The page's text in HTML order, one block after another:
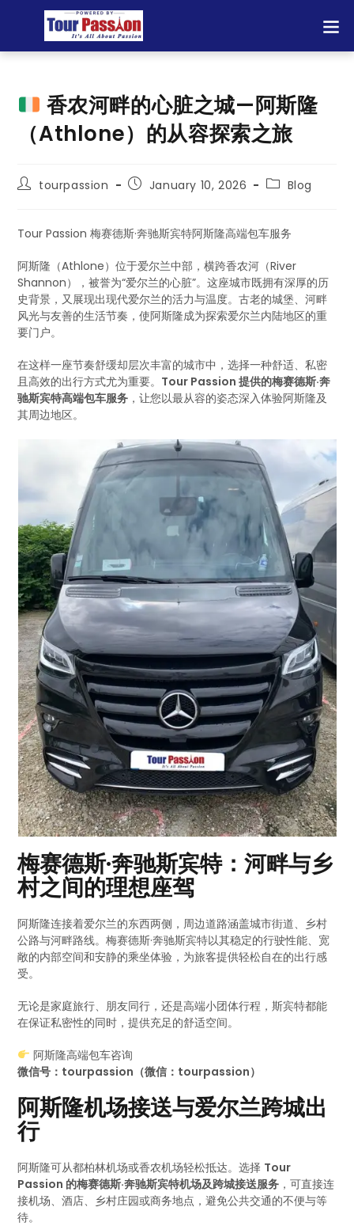
香农河畔的心脏之城—阿斯隆
（Athlone）的从容探索之旅
tourpassion January 10, 2026 Blog
Tour Passion 梅赛德斯·奔驰斯宾特阿斯隆高端包车服务
阿斯隆（Athlone）位于爱尔兰中部，横跨香农河（River
Shannon），被誉为“爱尔兰的心脏”。这座城市既拥有深厚的历
史背景，又展现出现代爱尔兰的活力与温度。古老的城堡、河畔
风光与友善的生活节奏，使阿斯隆成为探索爱尔兰内陆地区的重
要门户。
在这样一座节奏舒缓却层次丰富的城市中，选择一种舒适、私密
且高效的出行方式尤为重要。 Tour Passion 提供的梅赛德斯·奔
驰斯宾特高端包车服务 ，让您以最从容的姿态深入体验阿斯隆及
其周边地区。
梅赛德斯·奔驰斯宾特：河畔与乡
村之间的理想座驾
阿斯隆连接着爱尔兰的东西两侧，周边道路涵盖城市街道、乡村
公路与河畔路线。梅赛德斯·奔驰斯宾特以其稳定的行驶性能、宽
敞的内部空间和安静的乘坐体验，为旅客提供轻松自在的出行感
受。
无论是家庭旅行、朋友同行，还是高端小团体行程，斯宾特都能
在保证私密性的同时，提供充足的舒适空间。
阿斯隆高端包车咨询
微信号：tourpassion（微信：tourpassion）
阿斯隆机场接送与爱尔兰跨城出
行
阿斯隆可从都柏林机场或香农机场轻松抵达。选择 Tour
Passion 的梅赛德斯·奔驰斯宾特机场及跨城接送服务 ，可直接连
接机场、酒店、乡村庄园或商务地点，避免公共交通的不便与等
待。